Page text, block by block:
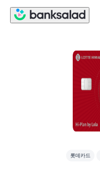
롯데카드